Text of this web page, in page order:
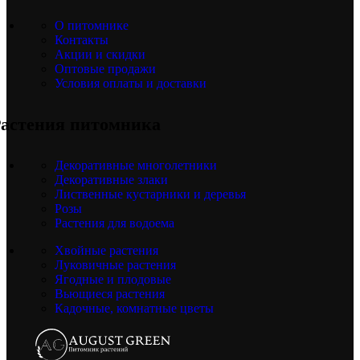
О питомнике
Контакты
Акции и скидки
Оптовые продажи
Условия оплаты и доставки
питомника
Декоративные многолетники
Декоративные злаки
Лиственные кустарники и деревья
Розы
Растения для водоема
Хвойные растения
Луковичные растения
Ягодные и плодовые
Вьющиеся растения
Кадочные, комнатные цветы